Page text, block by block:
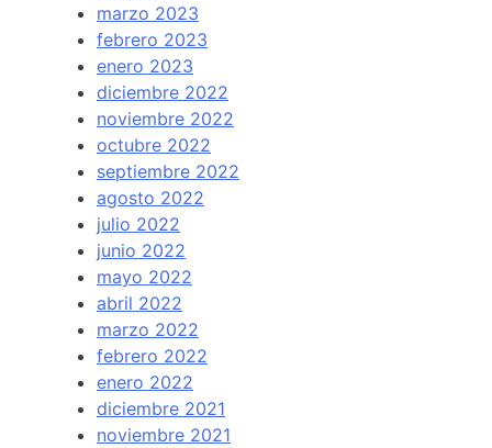
marzo 2023
febrero 2023
enero 2023
diciembre 2022
noviembre 2022
octubre 2022
septiembre 2022
agosto 2022
julio 2022
junio 2022
mayo 2022
abril 2022
marzo 2022
febrero 2022
enero 2022
diciembre 2021
noviembre 2021